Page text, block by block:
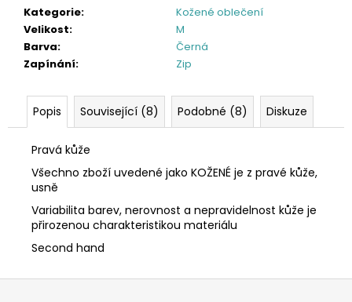
Kategorie:
Kožené oblečení
Velikost:
M
Barva:
Černá
Zapínání: Zip
Popis Související (8) Podobné (8) Diskuze
Pravá kůže
Všechno zboží uvedené jako KOŽENÉ je z pravé kůže,
usně
Variabilita barev, nerovnost a nepravidelnost kůže je
přirozenou charakteristikou materiálu
Second hand
Z